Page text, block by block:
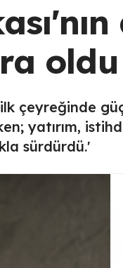
oldu
ilk çeyreğinde
yatırım,
sürdürdü.'